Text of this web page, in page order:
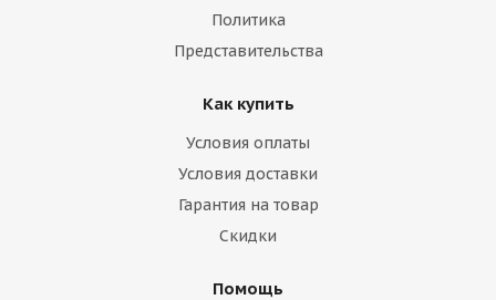
Политика
Представительства
Как купить
Условия оплаты
Условия доставки
Гарантия на товар
Скидки
Помощь